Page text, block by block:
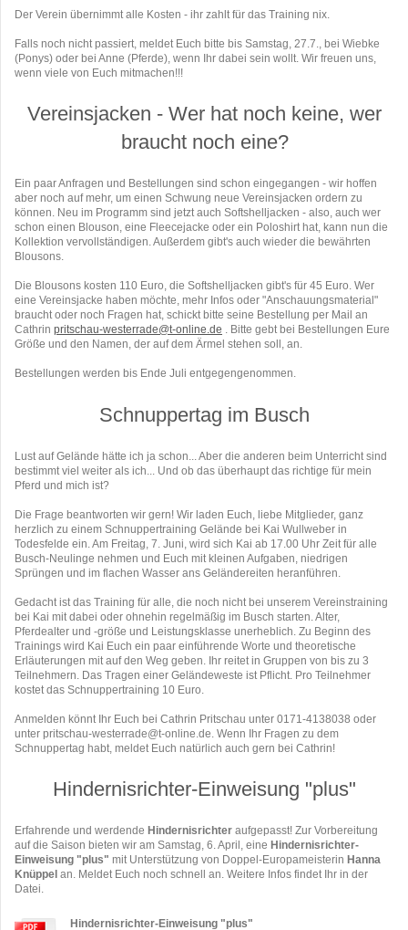
Der Verein übernimmt alle Kosten - ihr zahlt für das Training nix.
Falls noch nicht passiert, meldet Euch bitte bis Samstag, 27.7., bei Wiebke
(Ponys) oder bei Anne (Pferde), wenn Ihr dabei sein wollt. Wir freuen uns,
wenn viele von Euch mitmachen!!!
Vereinsjacken - Wer hat noch keine, wer
braucht noch eine?
Ein paar Anfragen und Bestellungen sind schon eingegangen - wir hoffen
aber noch auf mehr, um einen Schwung neue Vereinsjacken ordern zu
können. Neu im Programm sind jetzt auch Softshelljacken - also, auch wer
schon einen Blouson, eine Fleecejacke oder ein Poloshirt hat, kann nun die
Kollektion vervollständigen. Außerdem gibt's auch wieder die bewährten
Blousons.
Die Blousons kosten 110 Euro, die Softshelljacken gibt's für 45 Euro. Wer
eine Vereinsjacke haben möchte, mehr Infos oder "Anschauungsmaterial"
braucht oder noch Fragen hat, schickt bitte seine Bestellung per Mail an
Cathrin pritschau-westerrade@t-online.de
. Bitte gebt bei Bestellungen Eure
Größe und den Namen, der auf dem Ärmel stehen soll, an.
Bestellungen werden bis Ende Juli entgegengenommen.
Schnuppertag im Busch
Lust auf Gelände hätte ich ja schon... Aber die anderen beim Unterricht sind
bestimmt viel weiter als ich... Und ob das überhaupt das richtige für mein
Pferd und mich ist?
Die Frage beantworten wir gern! Wir laden Euch, liebe Mitglieder, ganz
herzlich zu einem Schnuppertraining Gelände bei Kai Wullweber in
Todesfelde ein. Am Freitag, 7. Juni, wird sich Kai ab 17.00 Uhr Zeit für alle
Busch-Neulinge nehmen und Euch mit kleinen Aufgaben, niedrigen
Sprüngen und im flachen Wasser ans Geländereiten heranführen.
Gedacht ist das Training für alle, die noch nicht bei unserem Vereinstraining
bei Kai mit dabei oder ohnehin regelmäßig im Busch starten. Alter,
Pferdealter und -größe und Leistungsklasse unerheblich. Zu Beginn des
Trainings wird Kai Euch ein paar einführende Worte und theoretische
Erläuterungen mit auf den Weg geben. Ihr reitet in Gruppen von bis zu 3
Teilnehmern. Das Tragen einer Geländeweste ist Pflicht. Pro Teilnehmer
kostet das Schnuppertraining 10 Euro.
Anmelden könnt Ihr Euch bei Cathrin Pritschau unter 0171-4138038 oder
unter pritschau-westerrade@t-online.de. Wenn Ihr Fragen zu dem
Schnuppertag habt, meldet Euch natürlich auch gern bei Cathrin!
Hindernisrichter-Einweisung "plus"
Erfahrende und werdende Hindernisrichter aufgepasst! Zur Vorbereitung
auf die Saison bieten wir am Samstag, 6. April, eine Hindernisrichter-
Einweisung "plus" mit Unterstützung von Doppel-Europameisterin Hanna
Knüppel an. Meldet Euch noch schnell an. Weitere Infos findet Ihr in der
Datei.
Hindernisrichter-Einweisung "plus"